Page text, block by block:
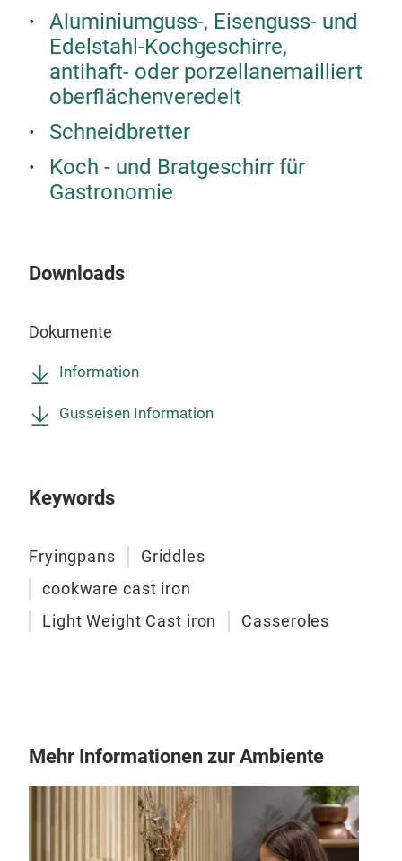
Aluminiumguss-, Eisenguss- und
Edelstahl-Kochgeschirre,
antihaft- oder porzellanemailliert
oberflächenveredelt
Schneidbretter
Koch - und Bratgeschirr für
Gastronomie
Downloads
Dokumente
Information
Gusseisen Information
Keywords
Fryingpans
Griddles
cookware cast iron
Light Weight Cast iron
Casseroles
Mehr Informationen zur Ambiente